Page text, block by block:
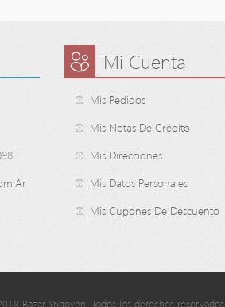
Mi Cuenta
Mis Pedidos
Mis Notas De Crédito
Mis Direcciones
Mis Datos Personales
Mis Cupones De Descuento
Bazar Yrigoyen. Todos los derechos reservados.